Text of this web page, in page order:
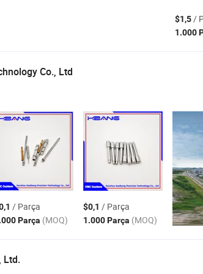
$1,5/
1.000
Co., Ltd
CNC Tornalar , Hassas Metal Mil ,Medikal Parça
/ Parça
Parça (MOQ)
$0,1 / Parça
1.000 Parça (MOQ)
Ltd.